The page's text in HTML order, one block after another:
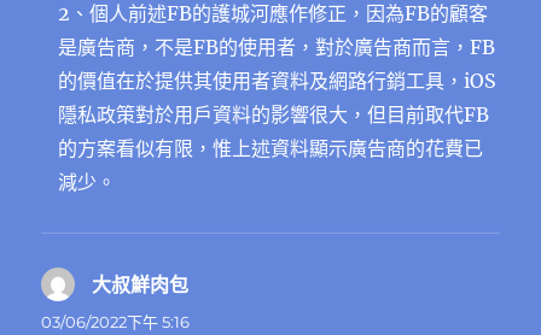
2、個人前述FB的護城河應作修正，因為FB的顧客
是廣告商，不是FB的使用者，對於廣告商而言，FB
的價值在於提供其使用者資料及網路行銷工具，iOS
隱私政策對於用戶資料的影響很大，但目前取代FB
的方案看似有限，惟上述資料顯示廣告商的花費已
減少。
大叔鮮肉包
示:
03/06/2022下午 5:16